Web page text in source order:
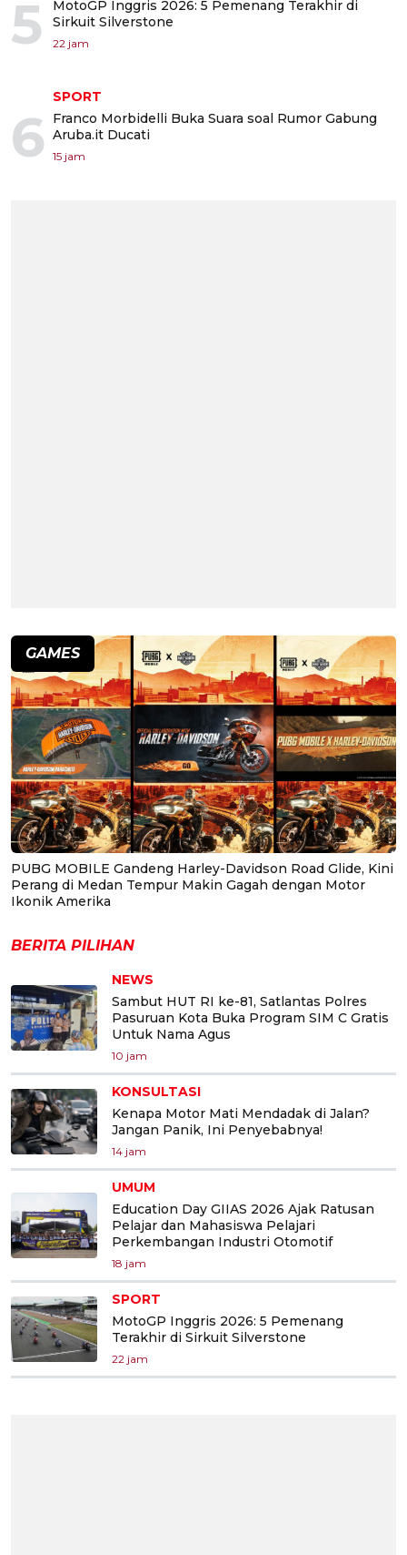
5
MotoGP Inggris 2026: 5 Pemenang Terakhir di
Sirkuit Silverstone
22 jam
6
SPORT
Franco Morbidelli Buka Suara soal Rumor Gabung
Aruba.it Ducati
15 jam
GAMES
PUBG MOBILE Gandeng Harley-Davidson Road Glide, Kini
Perang di Medan Tempur Makin Gagah dengan Motor
Ikonik Amerika
BERITA PILIHAN
NEWS
Sambut HUT RI ke-81, Satlantas Polres
Pasuruan Kota Buka Program SIM C Gratis
Untuk Nama Agus
10 jam
KONSULTASI
Kenapa Motor Mati Mendadak di Jalan?
Jangan Panik, Ini Penyebabnya!
14 jam
UMUM
Education Day GIIAS 2026 Ajak Ratusan
Pelajar dan Mahasiswa Pelajari
Perkembangan Industri Otomotif
18 jam
SPORT
MotoGP Inggris 2026: 5 Pemenang
Terakhir di Sirkuit Silverstone
22 jam